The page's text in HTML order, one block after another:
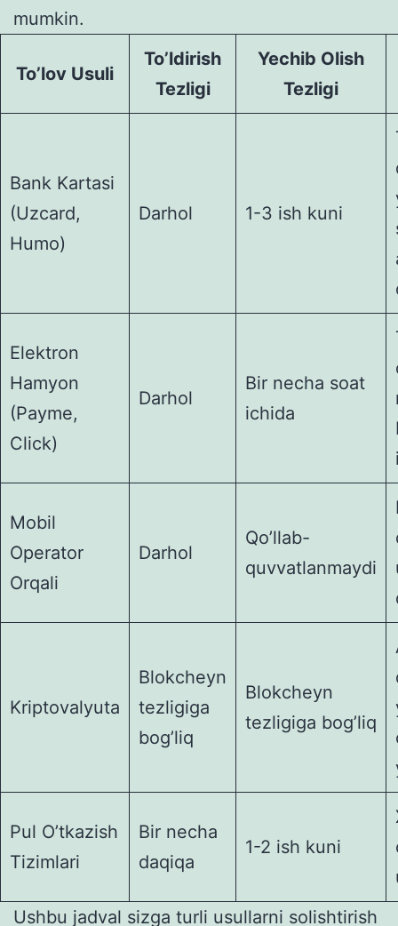
mumkin.
To’lov Usuli
To’ldirish
Tezligi
Yechib Olish
Tezligi
Bank Kartasi
(Uzcard,
Humo)
Darhol 1-3 ish kuni
Elektron
Hamyon
(Payme,
Click)
Darhol
Bir necha soat
ichida
Mobil
Operator
Orqali
Darhol
Qo’llab-
quvvatlanmaydi
Kriptovalyuta
Blokcheyn
tezligiga
bog’liq
Blokcheyn
tezligiga bog’liq
Pul O’tkazish
Tizimlari
Bir necha
daqiqa
1-2 ish kuni
Ushbu jadval sizga turli usullarni solishtirish